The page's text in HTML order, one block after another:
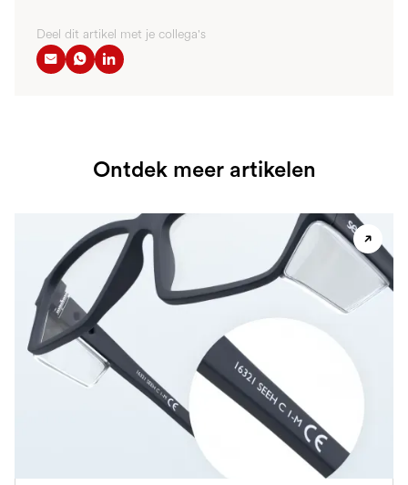
Deel dit artikel met je collega's
Ontdek meer artikelen